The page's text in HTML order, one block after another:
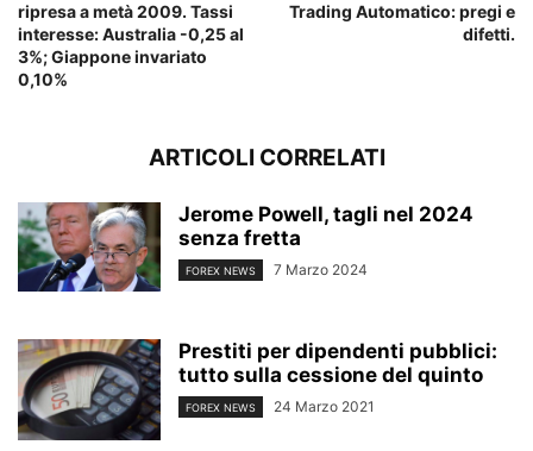
ripresa a metà 2009. Tassi
interesse: Australia -0,25 al
3%; Giappone invariato
0,10%
Trading Automatico: pregi e
difetti.
ARTICOLI CORRELATI
Jerome Powell, tagli nel 2024
senza fretta
FOREX NEWS 7 Marzo 2024
Prestiti per dipendenti pubblici:
tutto sulla cessione del quinto
FOREX NEWS 24 Marzo 2021